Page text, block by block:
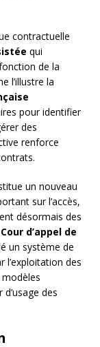
contractuelle
qui
de la
l’illustre la
pour identifier
des
renforce
un nouveau
sur l’accès,
désormais des
Cour d’appel de
un système de
l’exploitation des
des